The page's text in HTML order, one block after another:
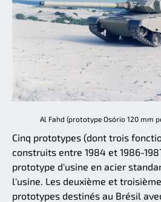
Al Fahd (prototype Osório 120 mm
Cinq prototypes (dont trois
construits entre 1984 et 1986-
prototype d'usine en acier
l'usine. Les deuxième et
prototypes destinés au Brésil